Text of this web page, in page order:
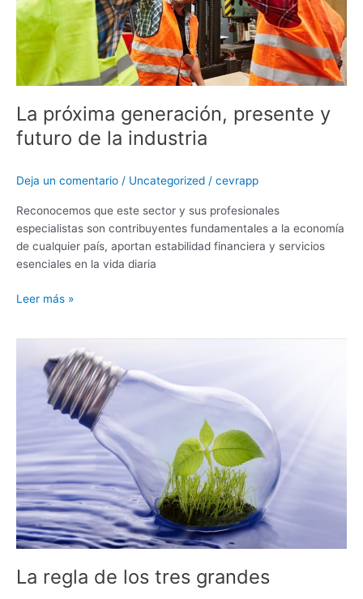
La próxima generación, presente y
futuro de la industria
Deja un comentario / Uncategorized / cevrapp
Reconocemos que este sector y sus profesionales
especialistas son contribuyentes fundamentales a la economía
de cualquier país, aportan estabilidad financiera y servicios
esenciales en la vida diaria
de
la
industria
Leer más »
La regla de los tres grandes